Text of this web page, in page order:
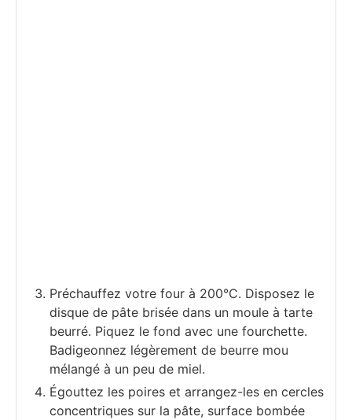
Préchauffez votre four à 200°C. Disposez le
disque de pâte brisée dans un moule à tarte
beurré. Piquez le fond avec une fourchette.
Badigeonnez légèrement de beurre mou
mélangé à un peu de miel.
Égouttez les poires et arrangez-les en cercles
concentriques sur la pâte, surface bombée